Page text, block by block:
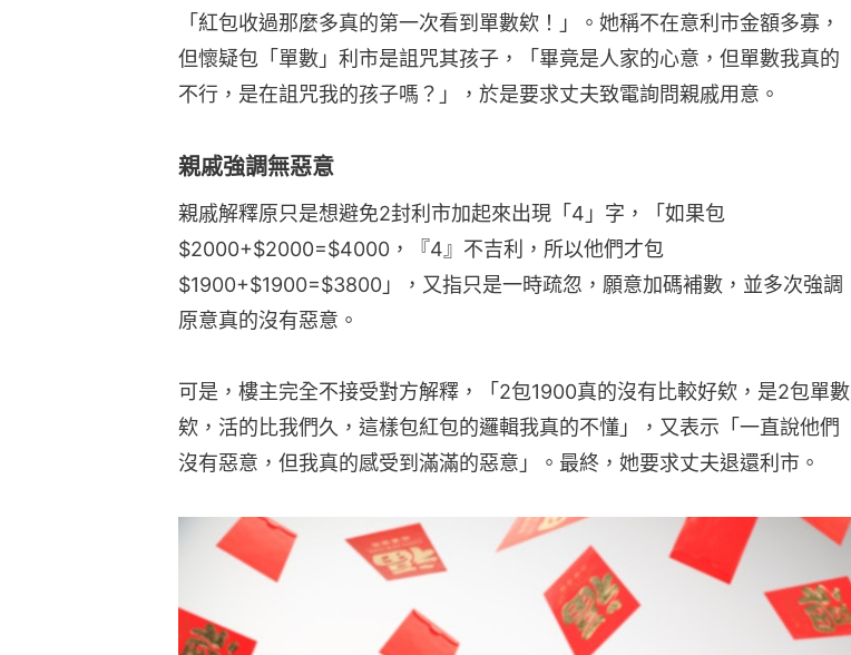
「紅包收過那麼多真的第一次看到單數欸！」。她稱不在意利市金額多寡，
但懷疑包「單數」利市是詛咒其孩子，「畢竟是人家的心意，但單數我真的
不行，是在詛咒我的孩子嗎？」，於是要求丈夫致電詢問親戚用意。
親戚強調無惡意
親戚解釋原只是想避免2封利市加起來出現「4」字，「如果包
$2000+$2000=$4000，『4』不吉利，所以他們才包
$1900+$1900=$3800」，又指只是一時疏忽，願意加碼補數，並多次強調
原意真的沒有惡意。
可是，樓主完全不接受對方解釋，「2包1900真的沒有比較好欸，是2包單數
欸，活的比我們久，這樣包紅包的邏輯我真的不懂」，又表示「一直說他們
沒有惡意，但我真的感受到滿滿的惡意」。最終，她要求丈夫退還利市。